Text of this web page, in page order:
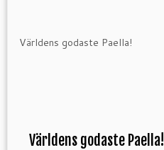
Världens godaste Paella!